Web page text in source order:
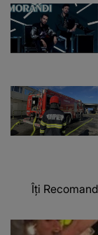
Îți